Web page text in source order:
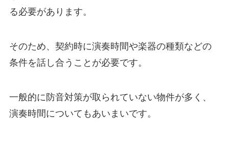
る必要があります。
そのため、契約時に演奏時間や楽器の種類などの
条件を話し合うことが必要です。
一般的に防音対策が取られていない物件が多く、
演奏時間についてもあいまいです。